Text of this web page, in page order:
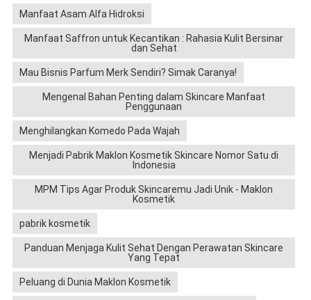
Manfaat Asam Alfa Hidroksi
Manfaat Saffron untuk Kecantikan : Rahasia Kulit Bersinar
dan Sehat
Mau Bisnis Parfum Merk Sendiri? Simak Caranya!
Mengenal Bahan Penting dalam Skincare Manfaat
Penggunaan
Menghilangkan Komedo Pada Wajah
Menjadi Pabrik Maklon Kosmetik Skincare Nomor Satu di
Indonesia
MPM Tips Agar Produk Skincaremu Jadi Unik - Maklon
Kosmetik
pabrik kosmetik
Panduan Menjaga Kulit Sehat Dengan Perawatan Skincare
Yang Tepat
Peluang di Dunia Maklon Kosmetik